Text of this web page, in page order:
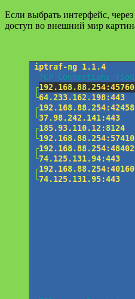
Если выбрать интерфейс,
доступ во внешний мир